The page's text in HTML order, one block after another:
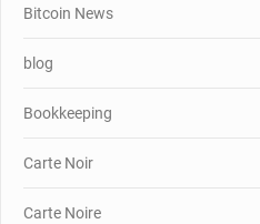
Bitcoin News
blog
Bookkeeping
Carte Noir
Carte Noire